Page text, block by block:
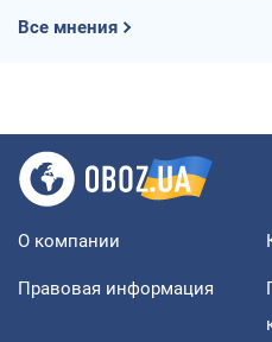
Все мнения
О компании
Правовая информация